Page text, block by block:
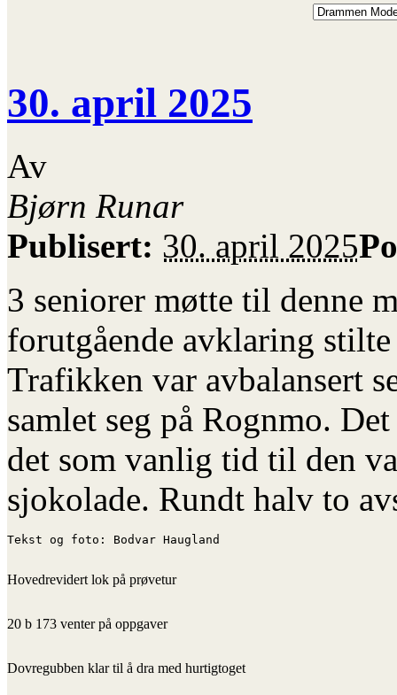
30. april 2025
Av
Bjørn Runar
Publisert: 30. april 2025
3 seniorer møtte til denne
forutgående avklaring
Trafikken var avbalansert
samlet seg på Rognmo.
det som vanlig tid til den
sjokolade. Rundt halv to
Tekst og foto: Bodvar Haugland
Hovedrevidert lok på prøvetur
20 b 173 venter på oppgaver
Dovregubben klar til å dra med hurtigtoget